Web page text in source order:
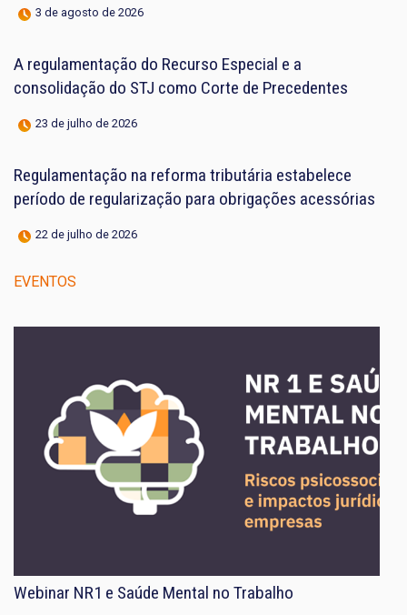
3 de agosto de 2026
A regulamentação do Recurso Especial e a
consolidação do STJ como Corte de Precedentes
23 de julho de 2026
Regulamentação na reforma tributária estabelece
período de regularização para obrigações acessórias
22 de julho de 2026
EVENTOS
Webinar NR1 e Saúde Mental no Trabalho